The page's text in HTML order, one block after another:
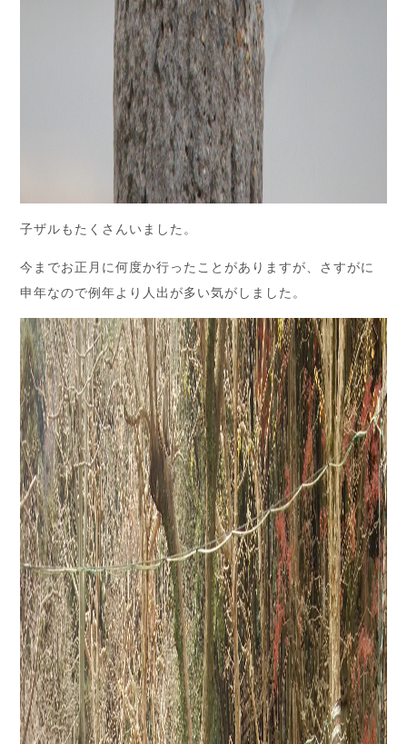
子ザルもたくさんいました。
今までお正月に何度か行ったことがありますが、さすがに
申年なので例年より人出が多い気がしました。